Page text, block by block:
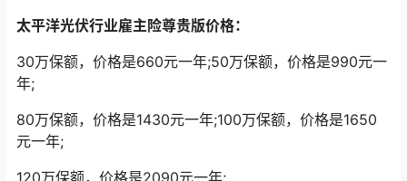
太平洋光伏行业雇主险尊贵版价格：
30万保额，价格是660元一年;50万保额，价格是990元一
年;
80万保额，价格是1430元一年;100万保额，价格是1650
元一年;